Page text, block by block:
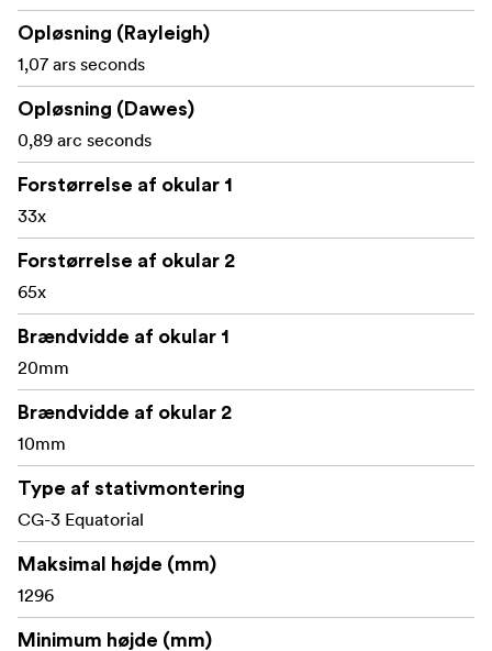
Opløsning (Rayleigh)
1,07 ars seconds
Opløsning (Dawes)
0,89 arc seconds
Forstørrelse af okular 1
33x
Forstørrelse af okular 2
65x
Brændvidde af okular 1
20mm
Brændvidde af okular 2
10mm
Type af stativmontering
CG-3 Equatorial
Maksimal højde (mm)
1296
Minimum højde (mm)